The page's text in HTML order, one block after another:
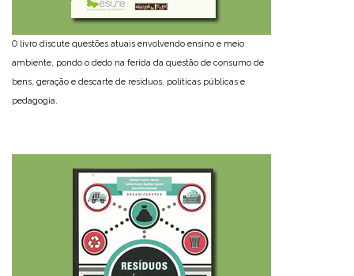
O livro discute questões atuais envolvendo ensino e meio
ambiente, pondo o dedo na ferida da questão de consumo de
bens, geração e descarte de resíduos, políticas públicas e
pedagogia.